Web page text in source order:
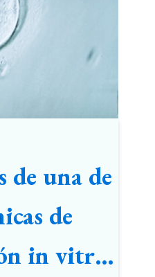
de una de
de
in vitro